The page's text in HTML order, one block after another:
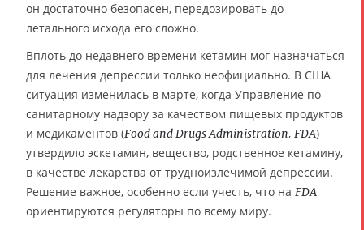
он достаточно безопасен, передозировать до
летального исхода его сложно.
Вплоть до недавнего времени кетамин мог назначаться
для лечения депрессии только неофициально. В США
ситуация изменилась в марте, когда Управление по
санитарному надзору за качеством пищевых продуктов
и медикаментов (Food and Drugs Administration, FDA)
утвердило эскетамин, вещество, родственное кетамину,
в качестве лекарства от трудноизлечимой депрессии.
Решение важное, особенно если учесть, что на FDA
ориентируются регуляторы по всему миру.